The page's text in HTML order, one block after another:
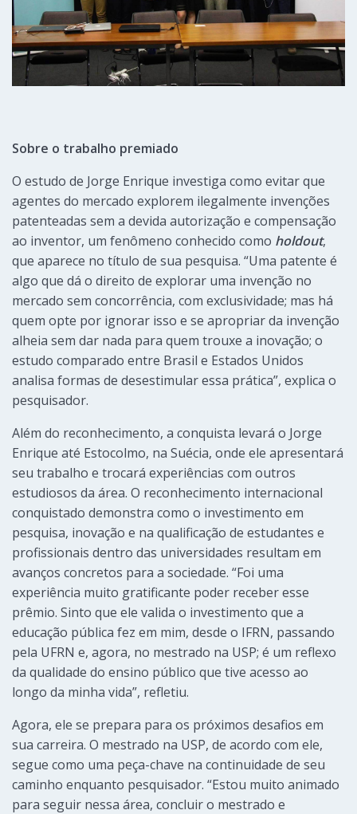
Sobre o trabalho premiado
O estudo de Jorge Enrique investiga como evitar que
agentes do mercado explorem ilegalmente invenções
patenteadas sem a devida autorização e compensação
ao inventor, um fenômeno conhecido como holdout,
que aparece no título de sua pesquisa. “Uma patente é
algo que dá o direito de explorar uma invenção no
mercado sem concorrência, com exclusividade; mas há
quem opte por ignorar isso e se apropriar da invenção
alheia sem dar nada para quem trouxe a inovação; o
estudo comparado entre Brasil e Estados Unidos
analisa formas de desestimular essa prática”, explica o
pesquisador.
Além do reconhecimento, a conquista levará o Jorge
Enrique até Estocolmo, na Suécia, onde ele apresentará
seu trabalho e trocará experiências com outros
estudiosos da área. O reconhecimento internacional
conquistado demonstra como o investimento em
pesquisa, inovação e na qualificação de estudantes e
profissionais dentro das universidades resultam em
avanços concretos para a sociedade. “Foi uma
experiência muito gratificante poder receber esse
prêmio. Sinto que ele valida o investimento que a
educação pública fez em mim, desde o IFRN, passando
pela UFRN e, agora, no mestrado na USP; é um reflexo
da qualidade do ensino público que tive acesso ao
longo da minha vida”, refletiu.
Agora, ele se prepara para os próximos desafios em
sua carreira. O mestrado na USP, de acordo com ele,
segue como uma peça-chave na continuidade de seu
caminho enquanto pesquisador. “Estou muito animado
para seguir nessa área, concluir o mestrado e